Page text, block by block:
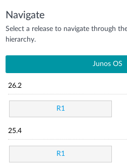
Navigate
Select a release to navigate through
hierarchy.
Junos OS
26.2
R1
25.4
R1